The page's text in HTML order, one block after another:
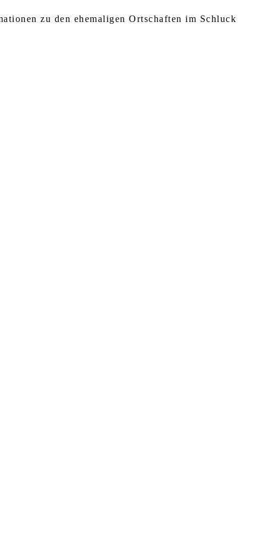
zu den ehemaligen Ortschaften im Schluck